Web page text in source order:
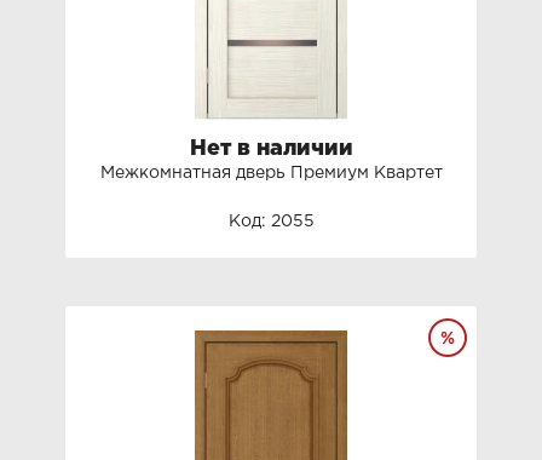
Нет в наличии
Межкомнатная дверь Премиум Квартет
Код: 2055